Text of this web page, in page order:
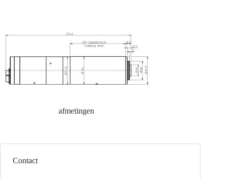
afmetingen
Contact